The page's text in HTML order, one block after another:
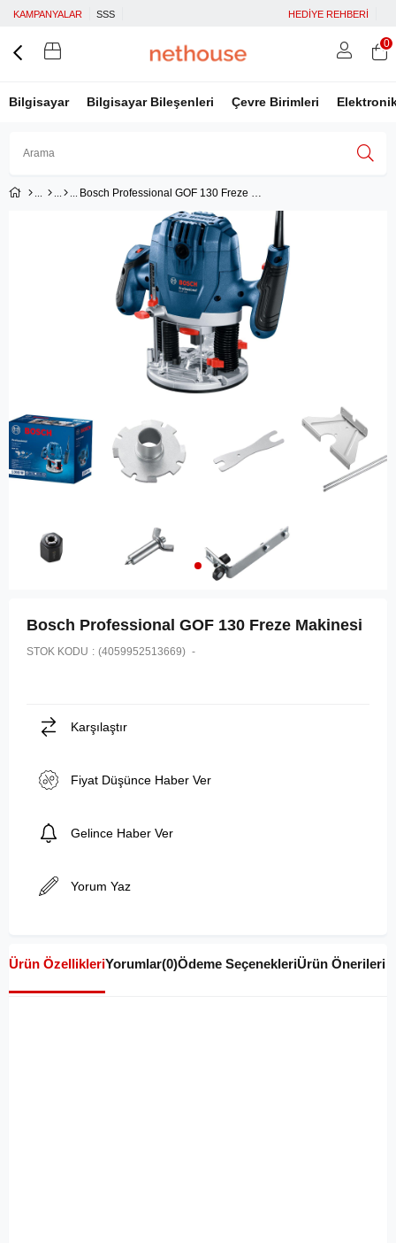
KAMPANYALAR SSS HEDİYE REHBERİ
Bilgisayar Bilgisayar Bileşenleri Çevre Birimleri
Google İle Bağlan
0
Bosch Professional GOF 130 Freze Makinesi
Bosch Professional GOF 130 Freze Makinesi
STOK KODU (4059952513669)
Karşılaştır
Fiyat Düşünce Haber Ver
Gelince Haber Ver
Yorum Yaz
Ürün ÖzellikleriYorumlar(0)Ödeme SeçenekleriÜrün Önerileri